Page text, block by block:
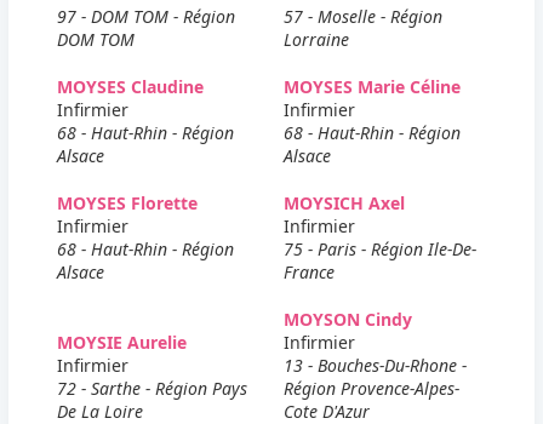
97 - DOM TOM - Région
DOM TOM
57 - Moselle - Région
Lorraine
MOYSES Claudine
Infirmier
68 - Haut-Rhin - Région
Alsace
MOYSES Marie Céline
Infirmier
68 - Haut-Rhin - Région
Alsace
MOYSES Florette
Infirmier
68 - Haut-Rhin - Région
Alsace
MOYSICH Axel
Infirmier
75 - Paris - Région Ile-De-
France
MOYSIE Aurelie
Infirmier
72 - Sarthe - Région Pays
De La Loire
MOYSON Cindy
Infirmier
13 - Bouches-Du-Rhone -
Région Provence-Alpes-
Cote D'Azur